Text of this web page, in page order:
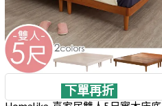
下單再折